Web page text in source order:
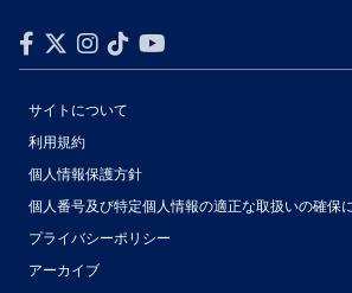
サイトについて
利用規約
個人情報保護方針
個人番号及び特定個人情報の適正な取扱いの確保
プライバシーポリシー
アーカイブ